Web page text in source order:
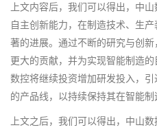
上文内容后，我们可以得出，中
自主创新能力，在制造技术、生
著的进展。通过不断的研究与创
更大的贡献，并为实现智能制造
数控将继续投资增加研发投入，
的产品线，以持续保持其在智能制
上文之后，我们可以得出，中山